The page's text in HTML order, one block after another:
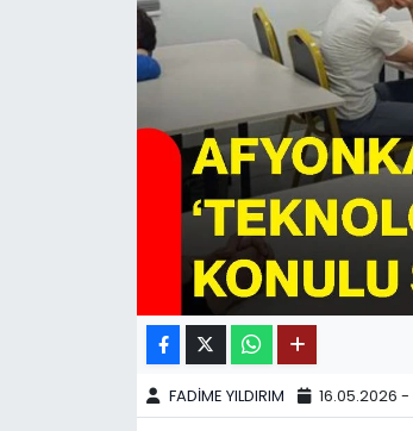
FADİME YILDIRIM 16.05.2026